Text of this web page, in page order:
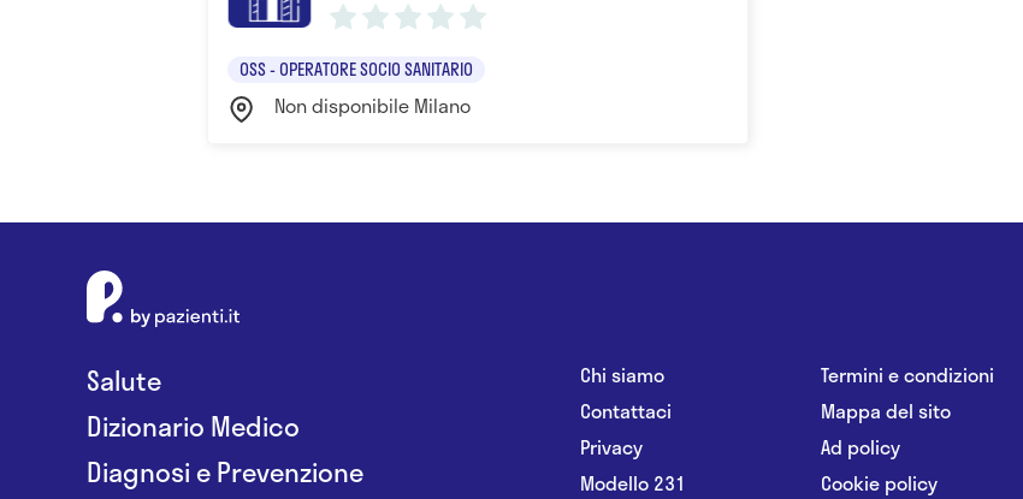
OSS - OPERATORE SOCIO SANITARIO
Non disponibile Milano
Salute
Dizionario Medico
Diagnosi e Prevenzione
Chi siamo
Contattaci
Privacy
Modello 231
Termini e condizioni
Mappa del sito
Ad policy
Cookie policy